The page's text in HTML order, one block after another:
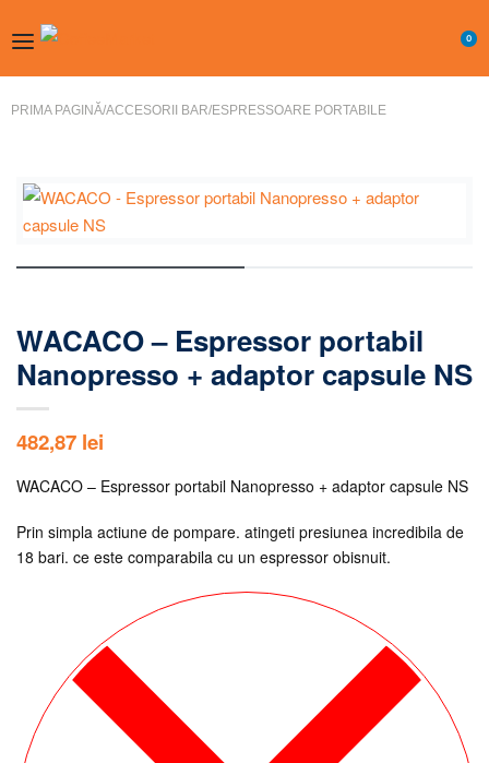
0
PRIMA PAGINĂ/ACCESORII BAR/ESPRESSOARE PORTABILE
WACACO – Espressor portabil
Nanopresso + adaptor capsule NS
482,87 lei
WACACO – Espressor portabil Nanopresso + adaptor capsule NS
Prin simpla actiune de pompare. atingeti presiunea incredibila de
18 bari. ce este comparabila cu un espressor obisnuit.